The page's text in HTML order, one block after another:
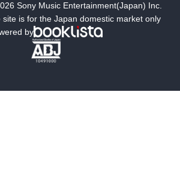
SF
文学
Sony Music Entertainment(Japan) Inc.
is for the Japan domestic market only
by